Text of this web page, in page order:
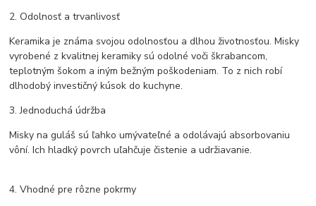
2. Odolnosť a trvanlivosť
Keramika je známa svojou odolnosťou a dlhou životnosťou. Misky
vyrobené z kvalitnej keramiky sú odolné voči škrabancom,
teplotným šokom a iným bežným poškodeniam. To z nich robí
dlhodobý investičný kúsok do kuchyne.
3. Jednoduchá údržba
Misky na guláš sú ľahko umývateľné a odolávajú absorbovaniu
vôní. Ich hladký povrch uľahčuje čistenie a udržiavanie.
4. Vhodné pre rôzne pokrmy